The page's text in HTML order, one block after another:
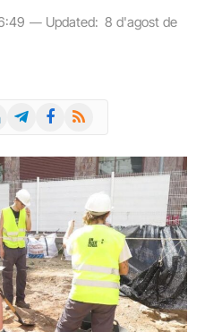
Updated: 8 d'agost de
TelegramFacebook
RSS